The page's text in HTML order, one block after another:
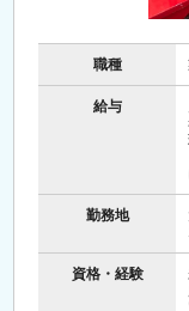
職種
給与
勤務地
資格・経験